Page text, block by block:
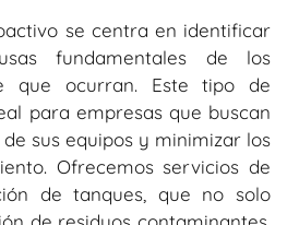
se centra en identificar
fundamentales de los
que ocurran. Este tipo de
para empresas que buscan
sus equipos y minimizar los
Ofrecemos servicios de
de tanques, que no solo